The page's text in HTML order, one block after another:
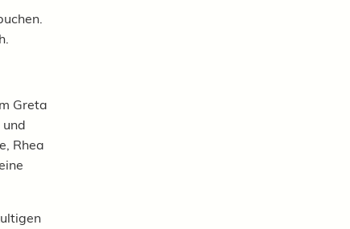
Greta
Rhea